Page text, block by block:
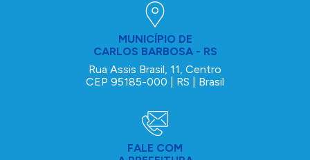
MUNICÍPIO DE
CARLOS BARBOSA - RS
Rua Assis Brasil, 11, Centro
CEP 95185-000 | RS | Brasil
FALE COM